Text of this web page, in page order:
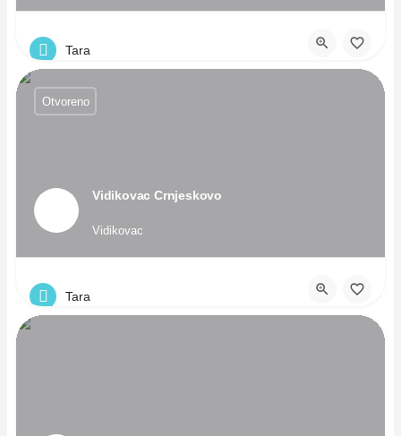
Tara
Vidikovac Crnjeskovo
Vidikovac
Otvoreno
Tara